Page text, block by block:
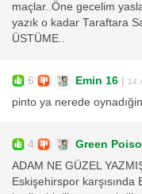
maçlar..Öne gecelim
yazık o kadar Taraftara
ÜSTÜME..
6 Emin 16 | 14
pinto ya nerede
4 Green
ADAM NE GÜZEL
Eskişehirspor